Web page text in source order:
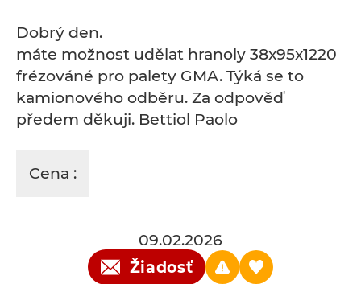
Dobrý den.
máte možnost udělat hranoly 38x95x1220
frézováné pro palety GMA. Týká se to
kamionového odběru. Za odpověď
předem děkuji. Bettiol Paolo
Cena :
09.02.2026
Žiadosť